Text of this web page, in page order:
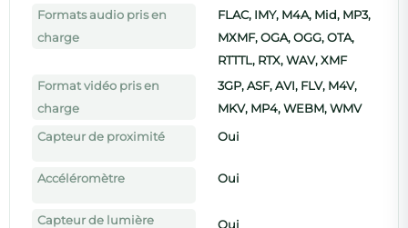
Formats audio pris en
charge
FLAC, IMY, M4A, Mid, MP3,
MXMF, OGA, OGG, OTA,
RTTTL, RTX, WAV, XMF
Format vidéo pris en
charge
3GP, ASF, AVI, FLV, M4V,
MKV, MP4, WEBM, WMV
Capteur de proximité Oui
Accéléromètre Oui
Capteur de lumière Oui
RecycleTek
Le smartphone reconditionné, en mieux.
🛡️ Garantie 24 mois incluse
🇫🇷 Reconditionné en France